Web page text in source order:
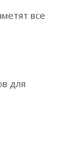
все
для